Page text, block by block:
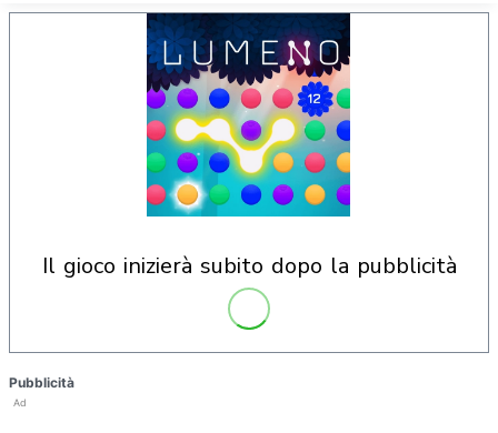
il gioco inizierà subito dopo la pubblicità
Pubblicità
Ad